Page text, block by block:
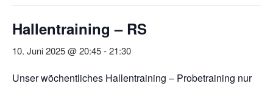
Hallentraining – RS
10. Juni 2025 @ 20:45-21:30
Unser wöchentliches Hallentraining – Probetraining nur